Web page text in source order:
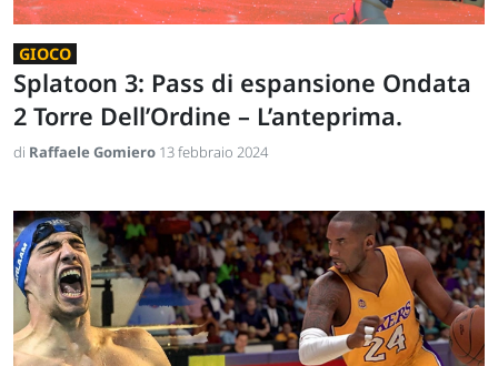
GIOCO
Splatoon 3: Pass di espansione Ondata
2 Torre Dell’Ordine – L’anteprima.
di Raffaele Gomiero 13 febbraio 2024